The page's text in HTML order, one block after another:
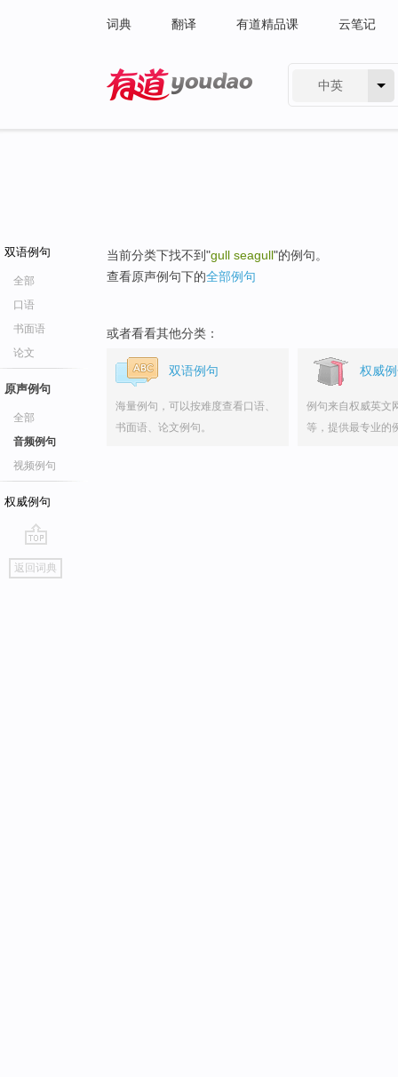
词典 翻译 有道精品课 云笔记
中英
双语例句
全部
口语
书面语
论文
原声例句
全部
音频例句
视频例句
权威例句
go
top
返回词典
当前分类下找不到"gull seagull"的例句。
查看原声例句下的全部例句
或者看看其他分类：
双语例句
海量例句，可以按难度查看口语、
书面语、论文例句。
权威
例句来自权威英文
等，提供最专业的